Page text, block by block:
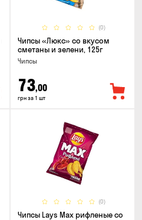
(0)
Чипсы «Люкс» со вкусом
сметаны и зелени, 125г
Чипсы
73,00
грн за 1 шт
(0)
Чипсы Lays Max рифленые со